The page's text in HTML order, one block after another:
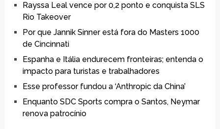
Rayssa Leal vence por 0,2 ponto e conquista SLS
Rio Takeover
Por que Jannik Sinner está fora do Masters 1000
de Cincinnati
Espanha e Itália endurecem fronteiras; entenda o
impacto para turistas e trabalhadores
Esse professor fundou a ‘Anthropic da China’
Enquanto SDC Sports compra o Santos, Neymar
renova patrocínio